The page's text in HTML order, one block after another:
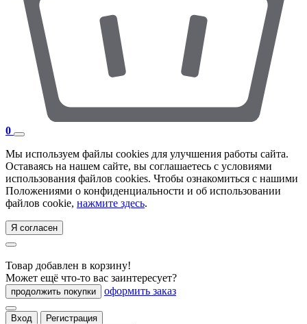
0
Мы используем файлы cookies для улучшения работы сайта.
Оставаясь на нашем сайте, вы соглашаетесь с условиями
использования файлов cookies. Чтобы ознакомиться с нашими
Положениями о конфиденциальности и об использовании
файлов cookie, нажмите здесь.
Я согласен
Товар добавлен в корзину!
Может ещё что-то вас заинтересует?
продолжить покупки оформить заказ
Вход Регистрация